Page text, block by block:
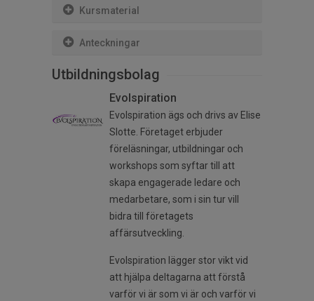
Kursmaterial
Anteckningar
Utbildningsbolag
Evolspiration
Evolspiration ägs och drivs av Elise
Slotte. Företaget erbjuder
föreläsningar, utbildningar och
workshops som syftar till att
skapa engagerade ledare och
medarbetare, som i sin tur vill
bidra till företagets
affärsutveckling.
Evolspiration lägger stor vikt vid
att hjälpa deltagarna att förstå
varför vi är som vi är och varför vi